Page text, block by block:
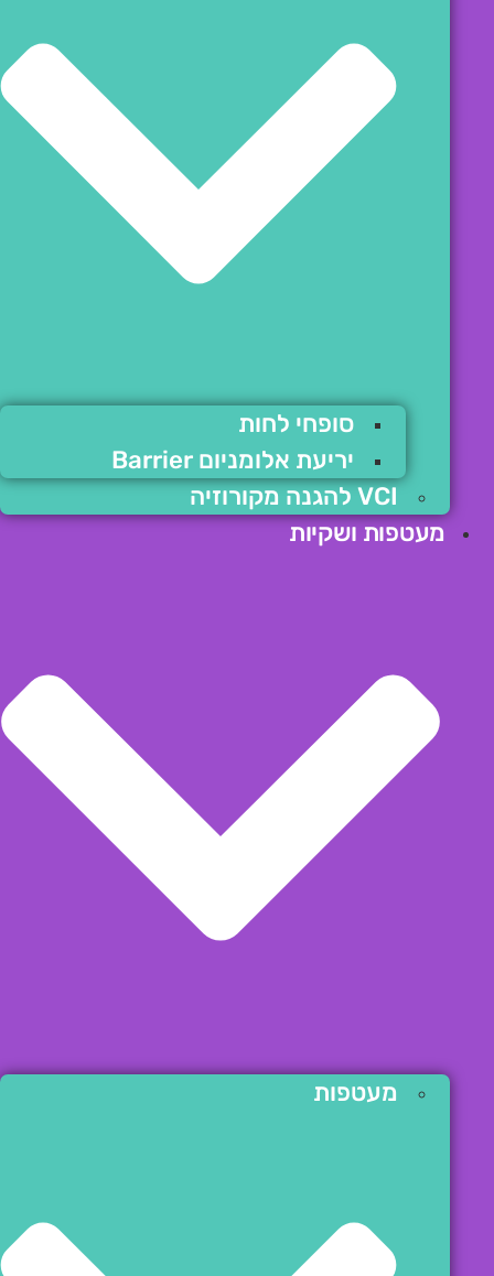
סופחי לחות
יריעת אלומניום Barrier
VCI להגנה מקורוזיה
מעטפות ושקיות
מעטפות